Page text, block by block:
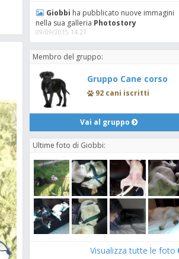
Giobbi ha pubblicato nuove immagini
nella sua galleria Photostory
09/09/2015 14:27
Membro del gruppo:
Gruppo Cane corso
92 cani iscritti
Vai al gruppo
Ultime foto di Giobbi:
Visualizza tutte le foto